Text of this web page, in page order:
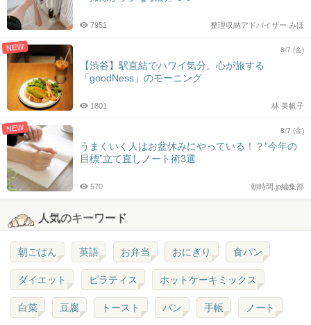
整理収納アドバイザー みほ
7951
NEW 8/7 (金)
【渋谷】駅直結でハワイ気分。心が旅する
「goodNess」のモーニング
林 美帆子
1801
NEW 8/7 (金)
うまくいく人はお盆休みにやっている！？”今年の
目標”立て直しノート術3選
朝時間.jp編集部
570
人気のキーワード
朝ごはん 英語 お弁当 おにぎり 食パン
ダイエット ピラティス ホットケーキミックス
白菜 豆腐 トースト パン 手帳 ノート